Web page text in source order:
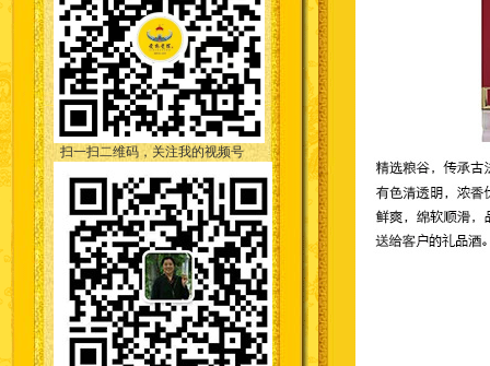
扫一扫二维码，关注我的视频号